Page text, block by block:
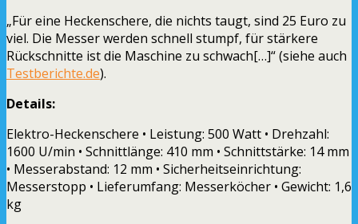
„Für eine Heckenschere, die nichts taugt, sind 25 Euro zu
viel. Die Messer werden schnell stumpf, für stärkere
Rückschnitte ist die Maschine zu schwach[…]“ (siehe auch
Testberichte.de).
Details:
Elektro-Heckenschere • Leistung: 500 Watt • Drehzahl:
1600 U/min • Schnittlänge: 410 mm • Schnittstärke: 14 mm
• Messerabstand: 12 mm • Sicherheitseinrichtung:
Messerstopp • Lieferumfang: Messerköcher • Gewicht: 1,6
kg